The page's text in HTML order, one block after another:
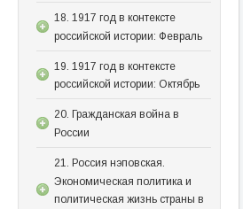
18. 1917 год в контексте
российской истории: Февраль
19. 1917 год в контексте
российской истории: Октябрь
20. Гражданская война в
России
21. Россия нэповская.
Экономическая политика и
политическая жизнь страны в